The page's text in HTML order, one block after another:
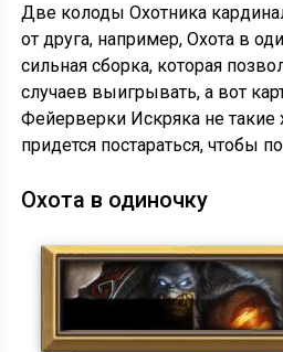
Две колоды Охотника
от друга, например, Охота в
сильная сборка, которая
случаев выигрывать, а вот
Фейерверки Искряка не такие
придется постараться, чтобы
Охота в одиночку